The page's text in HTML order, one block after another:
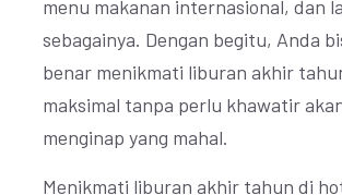
menu makanan internasional, dan
sebagainya. Dengan begitu, Anda
benar menikmati liburan akhir
maksimal tanpa perlu khawatir
menginap yang mahal.
Menikmati liburan akhir tahun di